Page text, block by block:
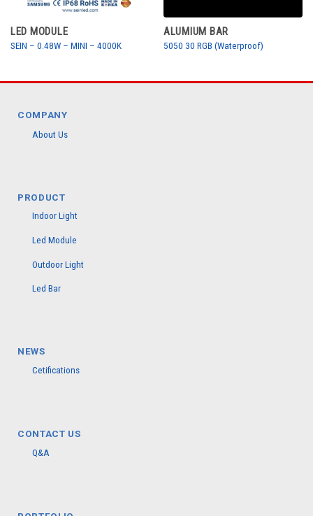
LED MODULE
SEIN – 0.48W – MINI – 4000K
ALUMIUM BAR
5050 30 RGB (Waterproof)
COMPANY
About Us
PRODUCT
Indoor Light
Led Module
Outdoor Light
Led Bar
NEWS
Cetifications
CONTACT US
Q&A